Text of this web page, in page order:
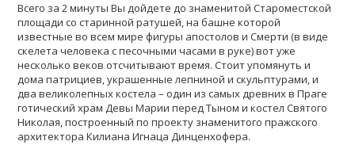
Всего за 2 минуты Вы дойдете до знаменитой Староместской
площади со старинной ратушей, на башне которой
известные во всем мире фигуры апостолов и Смерти (в виде
скелета человека с песочными часами в руке) вот уже
несколько веков отсчитывают время. Стоит упомянуть и
дома патрициев, украшенные лепниной и скульптурами, и
два великолепных костела – один из самых древних в Праге
готический храм Девы Марии перед Тыном и костел Святого
Николая, построенный по проекту знаменитого пражского
архитектора Килиана Игнаца Динценхофера.